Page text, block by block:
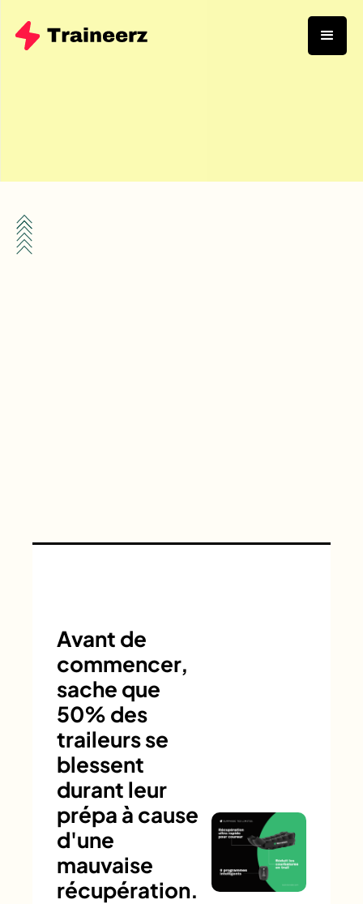
Avant de
commencer,
sache que
50% des
traileurs se
blessent
durant leur
prépa à cause
d'une
mauvaise
récupération.